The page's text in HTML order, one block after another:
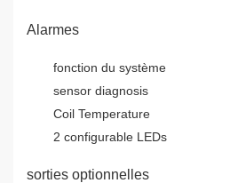
Alarmes
fonction du système
sensor diagnosis
Coil Temperature
2 configurable LEDs
sorties optionnelles